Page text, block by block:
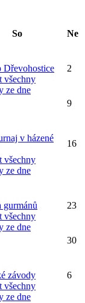
So Ne
Dřevohostice
všechny
ze dne
2
9
v házené
všechny
ze dne
16
gurmánů
všechny
ze dne
23
30
závody
všechny
ze dne
6